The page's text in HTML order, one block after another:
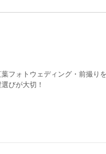
フォトウェディング・前撮り
びが大切！